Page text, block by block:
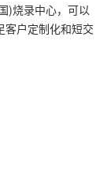
)烧录中心，可以
客户定制化和短交